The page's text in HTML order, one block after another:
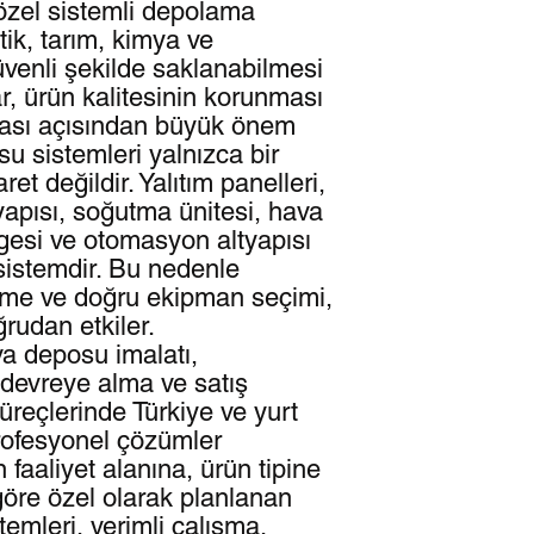
sistemli depolama
tarım, kimya ve
şekilde saklanabilmesi
ürün kalitesinin korunması
açısından büyük önem
sistemleri yalnızca bir
değildir. Yalıtım panelleri,
soğutma ünitesi, hava
ve otomasyon altyapısı
Bu nedenle
ve doğru ekipman seçimi,
etkiler.
deposu imalatı,
alma ve satış
Türkiye ve yurt
çözümler
faaliyet alanına, ürün tipine
özel olarak planlanan
verimli çalışma,